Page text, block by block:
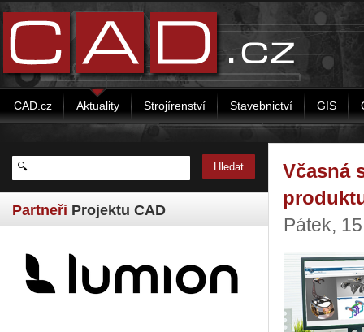
CAD.cz Aktuality Strojírenství Stavebnictví GIS
Partneři Projektu CAD
Včasná
Pátek,